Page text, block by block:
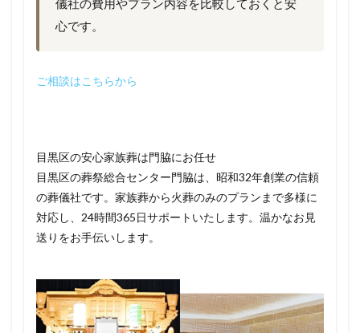
儀社の費用やプラン内容を比較しておくと安
心です。
ご相談はこちらから
目黒区の安心家族葬は門脇にお任せ
目黒区の葬祭総合センター門脇は、昭和32年創業の信頼
の葬儀社です。家族葬から火葬のみのプランまで多様に
対応し、24時間365日サポートいたします。温かなお見
送りをお手伝いします。